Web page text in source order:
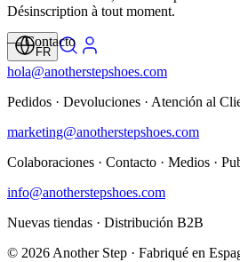
FR
Désinscription à tout moment.
— Contacto
hola@anotherstepshoes.com
Pedidos · Devoluciones · Atención al
marketing@anotherstepshoes.com
Colaboraciones · Contacto · Medios ·
info@anotherstepshoes.com
Nuevas tiendas · Distribución B2B
© 2026 Another Step · Fabriqué en